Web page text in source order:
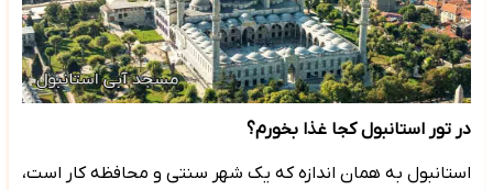
در تور استانبول کجا غذا بخورم؟
استانبول به همان اندازه که یک شهر سنتی و محافظه کار است،